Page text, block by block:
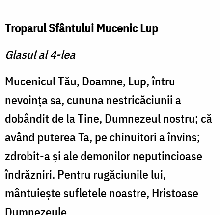
Troparul Sfântului Mucenic Lup
Glasul al 4-lea
Mucenicul Tău, Doamne, Lup, întru
nevoinţa sa, cununa nestricăciunii a
dobândit de la Tine, Dumnezeul nostru; că
având puterea Ta, pe chinuitori a învins;
zdrobit-a şi ale demonilor neputincioase
îndrăzniri. Pentru rugăciunile lui,
mântuieşte sufletele noastre, Hristoase
Dumnezeule.